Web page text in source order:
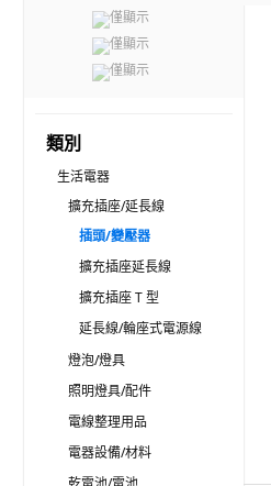
僅顯示
僅顯示
僅顯示
類別
生活電器
擴充插座/延長線
插頭/變壓器
擴充插座延長線
擴充插座 T 型
延長線/輪座式電源線
燈泡/燈具
照明燈具/配件
電線整理用品
電器設備/材料